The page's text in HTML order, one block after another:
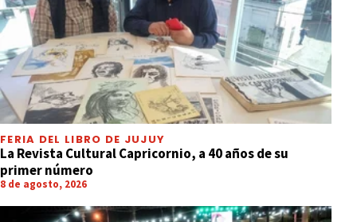
FERIA DEL LIBRO DE JUJUY
La Revista Cultural Capricornio, a 40 años de su
primer número
8 de agosto, 2026